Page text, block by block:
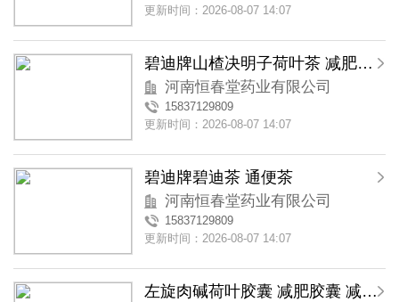
更新时间：2026-08-07 14:07
碧迪牌山楂决明子荷叶茶 减肥茶 瘦身茶 减肥产品 蓝帽减肥茶
河南恒春堂药业有限公司
15837129809
更新时间：2026-08-07 14:07
碧迪牌碧迪茶 通便茶
河南恒春堂药业有限公司
15837129809
更新时间：2026-08-07 14:07
左旋肉碱荷叶胶囊 减肥胶囊 减肥产品 控制体内脂肪